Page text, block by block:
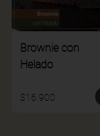
Brownie con
Helado
$16.900